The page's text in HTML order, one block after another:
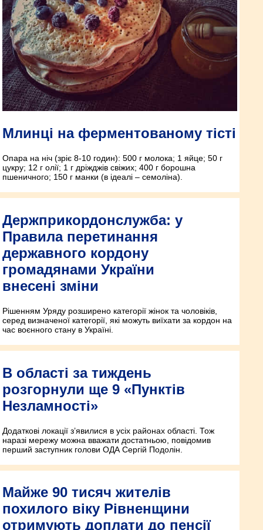
Млинці на ферментованому тісті
Опара на ніч (зріє 8-10 годин): 500 г молока; 1 яйце; 50 г
цукру; 12 г олії; 1 г дріжджів свіжих; 400 г борошна
пшеничного; 150 г манки (в ідеалі – семоліна).
Держприкордонслужба: у
Правила перетинання
державного кордону
громадянами України
внесені зміни
Рішенням Уряду розширено категорії жінок та чоловіків,
серед визначеної категорії, які можуть виїхати за кордон на
час воєнного стану в Україні.
В області за тиждень
розгорнули ще 9 «Пунктів
Незламності»
Додаткові локації з’явилися в усіх районах області. Тож
наразі мережу можна вважати достатньою, повідомив
перший заступник голови ОДА Сергій Подолін.
Майже 90 тисяч жителів
похилого віку Рівненщини
отримують доплати до пенсії